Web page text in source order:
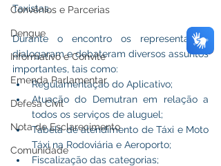
Convênios e Parcerias
Dengue
Informativo e Convite
Emenda Parlamentar
Defesa Civil
Nota de Esclarecimento
Comunidade
Taxistas.
Durante o encontro os representantes
dialogaram e debateram diversos assuntos
importantes, tais como:
Regulamentação do Aplicativo;
Atuação do Demutran em relação a
todos os serviços de aluguel;
Tabela de atendimento de Táxi e Moto
Táxi na Rodoviária e Aeroporto;
Fiscalização das categorias;